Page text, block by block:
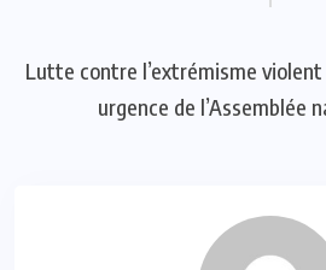
Lutte contre l’extrémisme violent
urgence de l’Assemblée